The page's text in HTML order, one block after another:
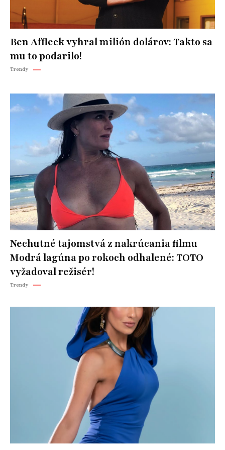
Ben Affleck vyhral milión dolárov: Takto sa
mu to podarilo!
Trendy
Nechutné tajomstvá z nakrúcania filmu
Modrá lagúna po rokoch odhalené: TOTO
vyžadoval režisér!
Trendy